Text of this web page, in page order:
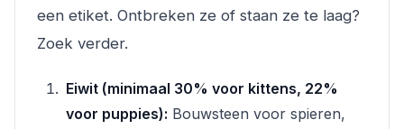
een etiket. Ontbreken ze of staan ze te laag?
Zoek verder.
Eiwit (minimaal 30% voor kittens, 22%
voor puppies): Bouwsteen voor spieren,